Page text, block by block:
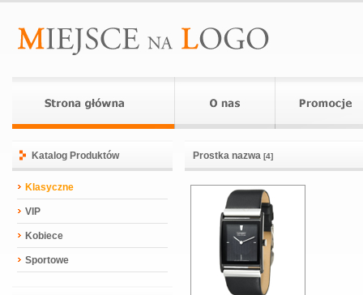
Katalog Produktów
Klasyczne
VIP
Kobiece
Sportowe
Prostka nazwa [4]